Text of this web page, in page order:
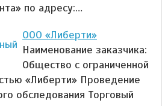
по адресу:…
ООО «Либерти»
Наименование заказчика:
Общество с ограниченной
«Либерти» Проведение
обследования Торговый